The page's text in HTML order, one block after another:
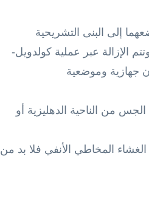
إلى البنى التشريحية
الإزالة عبر عملية كولدويل-
جهازية وموضعية
من الناحية الدهليزية أو
المخاطي الأنفي فلا بد من